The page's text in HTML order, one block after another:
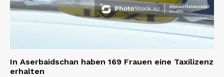
In Aserbaidschan haben 169 Frauen eine Taxilizenz
erhalten